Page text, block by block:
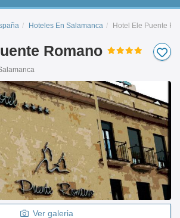
Hoteles En Salamanca Hotel Ele Puente
Romano
Ver galeria